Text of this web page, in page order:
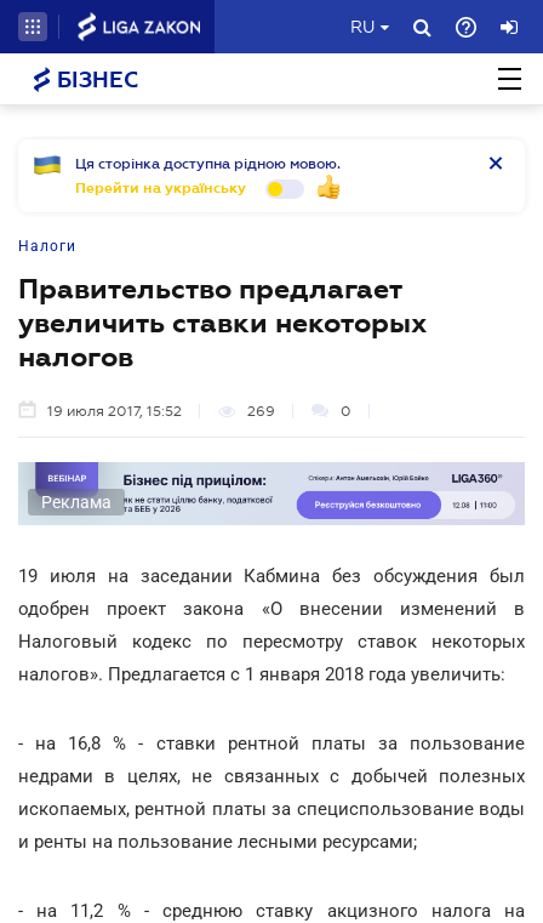
RU
БІЗНЕС
Ця сторінка доступна рідною мовою.
Перейти на українську
Налоги
Правительство предлагает
увеличить ставки некоторых
налогов
19 июля 2017, 15:52 269 0
Реклама
19 июля на заседании Кабмина без обсуждения был
одобрен проект закона «О внесении изменений в
Налоговый кодекс по пересмотру ставок некоторых
налогов». Предлагается с 1 января 2018 года увеличить:
- на 16,8 % - ставки рентной платы за пользование
недрами в целях, не связанных с добычей полезных
ископаемых, рентной платы за специспользование воды
и ренты на пользование лесными ресурсами;
- на 11,2 % - среднюю ставку акцизного налога на